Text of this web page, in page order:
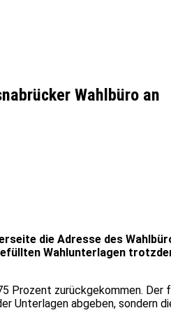
Wahlbüro an
die Adresse des
Wahlunterlagen
Prozent zurückgekommen.
Unterlagen abgeben, sondern